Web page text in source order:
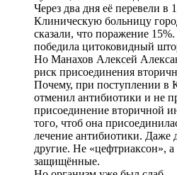
Через два дня её перевели в
Клиническую больницу
сказали, что поражение
победила цитоковидный
Но Манахов Алексей
риск присоединения
Почему, при поступлении в
отменил антибиотики и не
присоединение вторичной
того, чтоб она
лечение антибиотики. Даже
другие. Не «цефтриаксон»,
защищённые.